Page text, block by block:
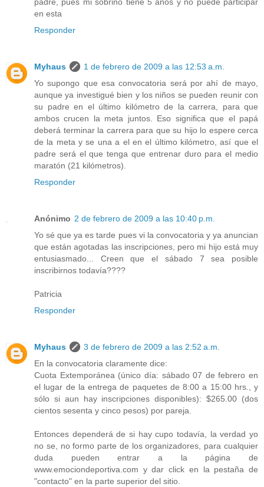
en esta
Responder
Myhaus
1 de febrero de 2009 a las 12:53 a.m.
Yo supongo que esa convocatoria será por ahí de mayo,
aunque ya investigué bien y los niños se pueden reunir con
su padre en el último kilómetro de la carrera, para que
ambos crucen la meta juntos. Eso significa que el papá
deberá terminar la carrera para que su hijo lo espere cerca
de la meta y se una a el en el último kilómetro, así que el
padre será el que tenga que entrenar duro para el medio
maratón (21 kilómetros).
Responder
Anónimo 2 de febrero de 2009 a las 10:40 p.m.
Yo sé que ya es tarde pues vi la convocatoria y ya anuncian
que están agotadas las inscripciones, pero mi hijo está muy
entusiasmado... Creen que el sábado 7 sea posible
inscribirnos todavía????
Patricia
Responder
Myhaus
3 de febrero de 2009 a las 2:52 a.m.
En la convocatoria claramente dice:
Cuota Extemporánea (único día: sábado 07 de febrero en
el lugar de la entrega de paquetes de 8:00 a 15:00 hrs., y
sólo si aun hay inscripciones disponibles): $265.00 (dos
cientos sesenta y cinco pesos) por pareja.
Entonces dependerá de si hay cupo todavía, la verdad yo
no se, no formo parte de los organizadores, para cualquier
duda pueden entrar a la página de
www.emociondeportiva.com y dar click en la pestaña de
"contacto" en la parte superior del sitio.